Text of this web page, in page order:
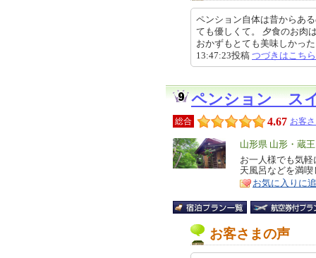
ペンション自体は昔からあ
ても優しくて。 夕食のお肉
おかずもとても美味しかっ
13:47:23投稿 つづきはこちら
ペンション ス
総合 4.67 お客
エ
リ
ア
山形県 山形・蔵
特
徴
お一人様でも気
天風呂などを満
お気に入りに
お客さまの声